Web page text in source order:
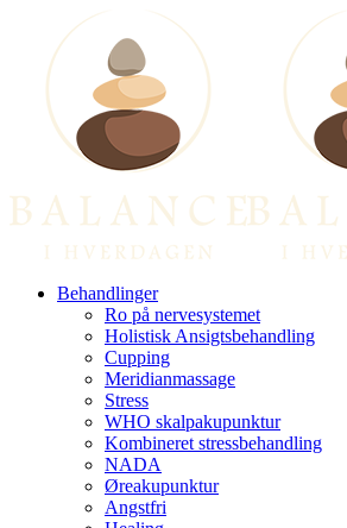
Behandlinger
Ro på nervesystemet
Holistisk Ansigtsbehandling
Cupping
Meridianmassage
Stress
WHO skalpakupunktur
Kombineret stressbehandling
NADA
Øreakupunktur
Angstfri